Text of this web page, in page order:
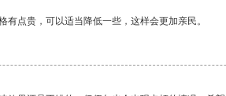
有点贵，可以适当降低一些，这样会更加亲民。